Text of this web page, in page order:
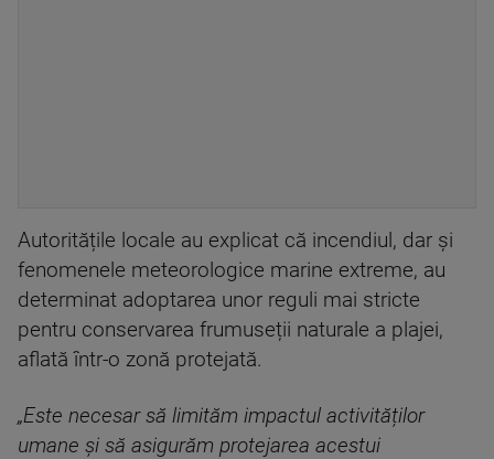
Autoritățile locale au explicat că incendiul, dar și
fenomenele meteorologice marine extreme, au
determinat adoptarea unor reguli mai stricte
pentru conservarea frumuseții naturale a plajei,
aflată într-o zonă protejată.
„Este necesar să limităm impactul activităților
umane și să asigurăm protejarea acestui